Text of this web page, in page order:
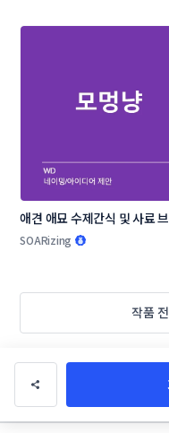
애견 애묘 수제간식 및 사료
작명부탁드립니다.
SOARizing
작품